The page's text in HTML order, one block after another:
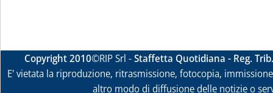
Copyright 2010©RIP Srl -Staffetta Quotidiana - Reg.
E' vietata la riproduzione, ritrasmissione, fotocopia,
altro modo di diffusione delle notizie o